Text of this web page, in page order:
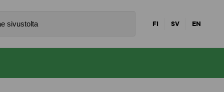
FI SV EN